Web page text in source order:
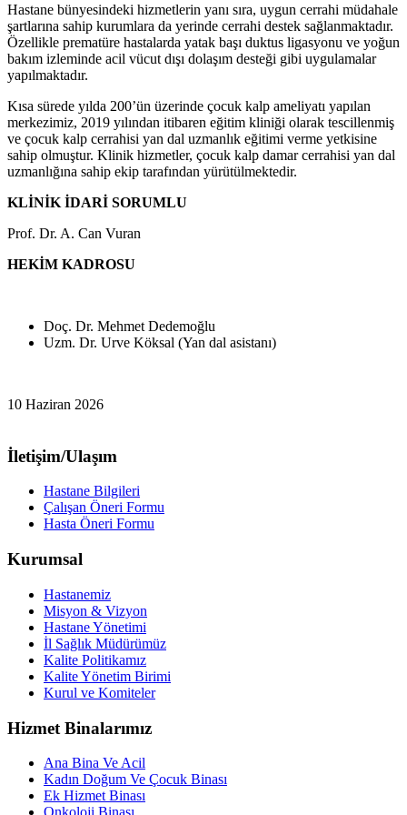
Hastane bünyesindeki hizmetlerin yanı sıra, uygun cerrahi müdahale
şartlarına sahip kurumlara da yerinde cerrahi destek sağlanmaktadır.
Özellikle prematüre hastalarda yatak başı duktus ligasyonu ve yoğun
bakım izleminde acil vücut dışı dolaşım desteği gibi uygulamalar
yapılmaktadır.
Kısa sürede yılda 200’ün üzerinde çocuk kalp ameliyatı yapılan
merkezimiz, 2019 yılından itibaren eğitim kliniği olarak tescillenmiş
ve çocuk kalp cerrahisi yan dal uzmanlık eğitimi verme yetkisine
sahip olmuştur. Klinik hizmetler, çocuk kalp damar cerrahisi yan dal
uzmanlığına sahip ekip tarafından yürütülmektedir.
KLİNİK İDARİ SORUMLU
Prof. Dr. A. Can Vuran
HEKİM KADROSU
Doç. Dr. Mehmet Dedemoğlu
Uzm. Dr. Urve Köksal (Yan dal asistanı)
10 Haziran 2026
İletişim/Ulaşım
Hastane Bilgileri
Çalışan Öneri Formu
Hasta Öneri Formu
Kurumsal
Hastanemiz
Misyon & Vizyon
Hastane Yönetimi
İl Sağlık Müdürümüz
Kalite Politikamız
Kalite Yönetim Birimi
Kurul ve Komiteler
Hizmet Binalarımız
Ana Bina Ve Acil
Kadın Doğum Ve Çocuk Binası
Ek Hizmet Binası